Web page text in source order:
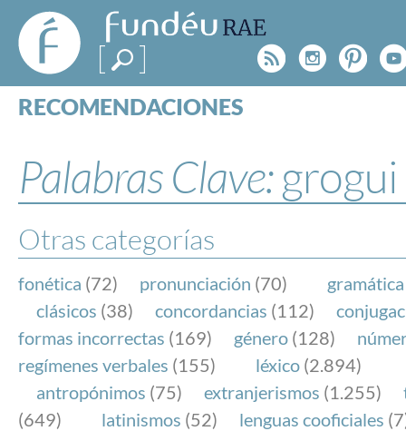
FundéuRAE
- Fundación
del Español
Urgente
Rss
RECOMENDACIONES
ESPECIALES
BLOG
NOTICIAS
SOBRE LA FUNDÉURAE
FundéuRAE es una fundación patrocinada por la
y la Real Academia Española, cuyo objetivo es
el buen uso del español en los medios de
Internet.
Palabras Clave:grogui
Otras categorías
fonética (72) pronunciación (70) gramática
clásicos (38) concordancias (112)
formas incorrectas (169) género (128)
regímenes verbales (155) léxico (2.894)
antropónimos (75) extranjerismos (1.255)
(649)
latinismos (52) lenguas cooficiales